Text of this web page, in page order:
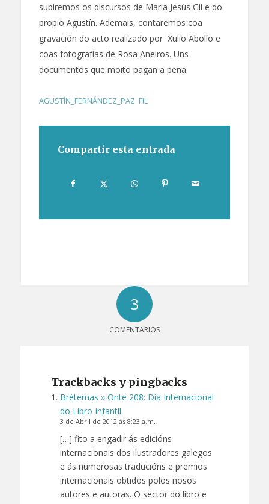
subiremos os discursos de María Jesús Gil e do
propio Agustín. Ademais, contaremos coa
gravación do acto realizado por Xulio Abollo e
coas fotografías de Rosa Aneiros. Uns
documentos que moito pagan a pena.
AGUSTÍN_FERNÁNDEZ_PAZ FIL
Compartir esta entrada
3
COMENTARIOS
Trackbacks y pingbacks
Brétemas » Onte 208: Día Internacional
do Libro Infantil
3 de Abril de 2012 ás 8:23 a.m.
[…] fito a engadir ás edicións
internacionais dos ilustradores galegos
e ás numerosas traducións e premios
internacionais obtidos polos nosos
autores e autoras. O sector do libro e